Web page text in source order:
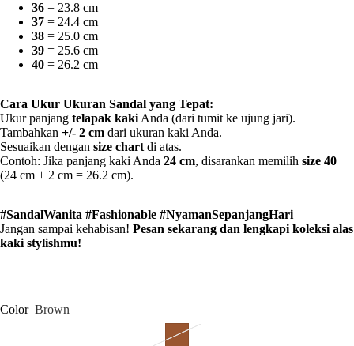
36 = 23.8 cm
37 = 24.4 cm
38 = 25.0 cm
39 = 25.6 cm
40 = 26.2 cm
Cara Ukur Ukuran Sandal yang Tepat:
Ukur panjang telapak kaki Anda (dari tumit ke ujung jari).
Tambahkan +/- 2 cm dari ukuran kaki Anda.
Sesuaikan dengan size chart di atas.
Contoh: Jika panjang kaki Anda 24 cm, disarankan memilih size 40
(24 cm + 2 cm = 26.2 cm).
#SandalWanita #Fashionable #NyamanSepanjangHari
Jangan sampai kehabisan! Pesan sekarang dan lengkapi koleksi alas
kaki stylishmu!
Color Brown